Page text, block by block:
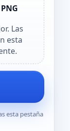
Las
esta
esta pestaña